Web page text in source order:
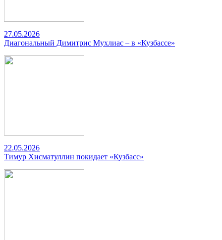
27.05.2026
Диагональный Димитрис Мухлиас – в «Кузбассе»
22.05.2026
Тимур Хисматуллин покидает «Кузбасс»